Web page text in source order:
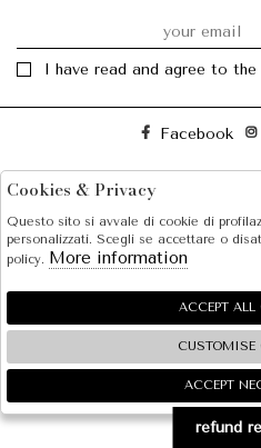
I have read and agree to
Facebook
🍪
refund
Cookies & Privacy
Questo sito si avvale di cookie di
personalizzati. Scegli se accettare o
policy. More information
ACCEPT ALL
CUSTOMISE
ACCEPT